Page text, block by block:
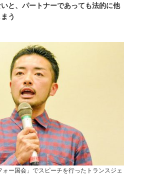
と、パートナーであっても法的に他
う
ー国会」でスピーチを行ったトランスジェ